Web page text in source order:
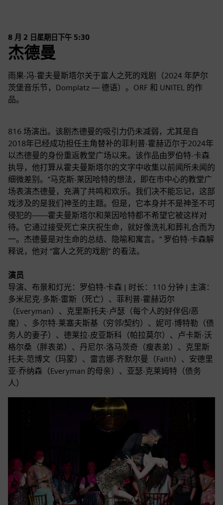
8 月 2 日星期日下午 5:30
杰德曼
雨果·冯·霍夫曼斯塔尔关于富人之死的戏剧（2024 年萨尔
茨堡音乐节，Domplatz — 德语）。ORF 和 UNITEL 的作
品。
816 场演出。该剧杰德曼的吸引力仍未减弱，尤其是自
2018年已经成功担任主角替补的菲利普·霍赫迈尔于2024年
以杰德曼的身份重返教堂广场以来。该作品由罗伯特·卡森
执导，他打算从霍夫曼斯塔尔的文字中收集以前闻所未闻的
细微差别。“马克斯·莱因哈特的想法，即在市中心的教堂广
场表演杰德曼，充满了共鸣和欢乐。我们决不能忘记，这部
戏涉及的是我们神圣的主题。但是，它本身并不是神圣不可
侵犯的——霍夫曼斯塔尔和莱因哈特都不希望它被这样对
待。它通过接受死亡来庆祝生命，就好像洗礼和葬礼合而为
一。杰德曼是对生命的总结、隐喻和寓言。” 罗伯特·卡森解
释说，他对 “富人之死的戏剧” 的看法。
演员
导演、布景和灯光：罗伯特·卡森 | 时长：110 分钟 | 主演：
多米尼克·多斯-雷斯（死亡）、菲利普·霍赫迈尔
（Everyman）、克里斯托夫·卢瑟（每个人的好伴侣/恶
魔）、多尔特·莱塞夫斯基（穷邻/契约）、妮可·博特勒（债
务人的妻子）、德莱拉·皮亚斯科（帕拉莫尔）、卢卡斯·沃
格尔桑（胖表弟）、丹尼尔·洛马茨奇（瘦表弟）、克里斯
托夫·范博文（玛蒙）、雷吉娜·齐默尔曼（Faith）、安德里
亚·乔纳森（Everyman 的母亲）、亚瑟·克莱姆特（债务
人）